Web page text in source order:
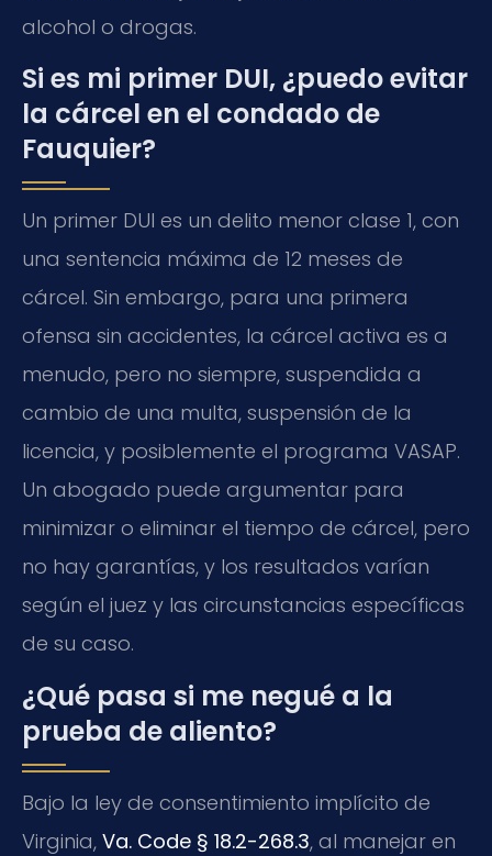
alcohol o drogas.
Si es mi primer DUI, ¿puedo evitar
la cárcel en el condado de
Fauquier?
Un primer DUI es un delito menor clase 1, con
una sentencia máxima de 12 meses de
cárcel. Sin embargo, para una primera
ofensa sin accidentes, la cárcel activa es a
menudo, pero no siempre, suspendida a
cambio de una multa, suspensión de la
licencia, y posiblemente el programa VASAP.
Un abogado puede argumentar para
minimizar o eliminar el tiempo de cárcel, pero
no hay garantías, y los resultados varían
según el juez y las circunstancias específicas
de su caso.
¿Qué pasa si me negué a la
prueba de aliento?
Bajo la ley de consentimiento implícito de
Virginia, Va. Code § 18.2-268.3, al manejar en